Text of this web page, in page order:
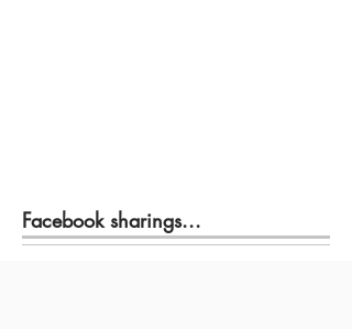
Facebook sharings...